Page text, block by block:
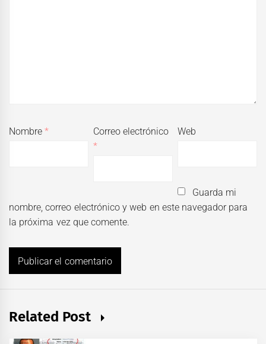
Nombre*
Correo electrónico
*
Web
Guarda mi
nombre, correo electrónico y web en este navegador para
la próxima vez que comente.
Related Post